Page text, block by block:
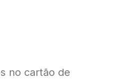
no cartão de